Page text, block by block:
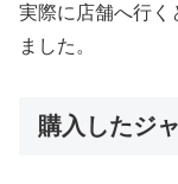
実際に店舗へ行く
ました。
購入したジ